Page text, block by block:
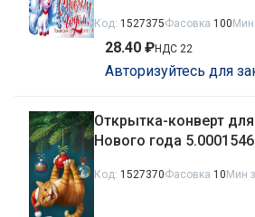
Код: 1527375Фасовка 100 Мин
28.40 ₽НДС 22
Авторизуйтесь для
Открытка-конверт
Нового года 5.0001546
Код: 1527370Фасовка 10 Мин